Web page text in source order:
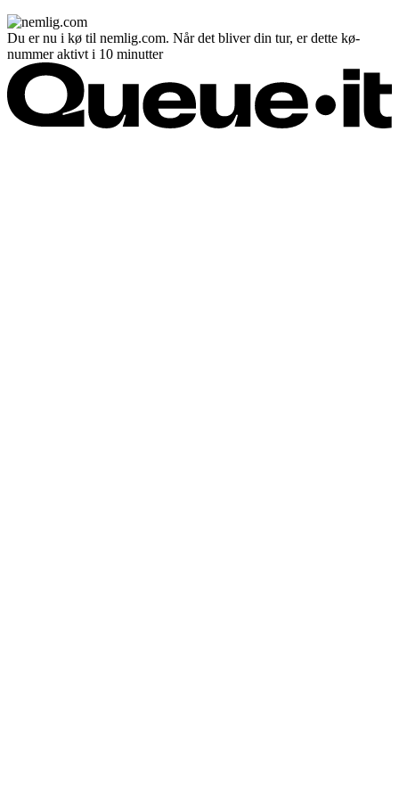
Du er nu i kø til nemlig.com. Når det bliver din tur, er dette kø-
nummer aktivt i 10 minutter